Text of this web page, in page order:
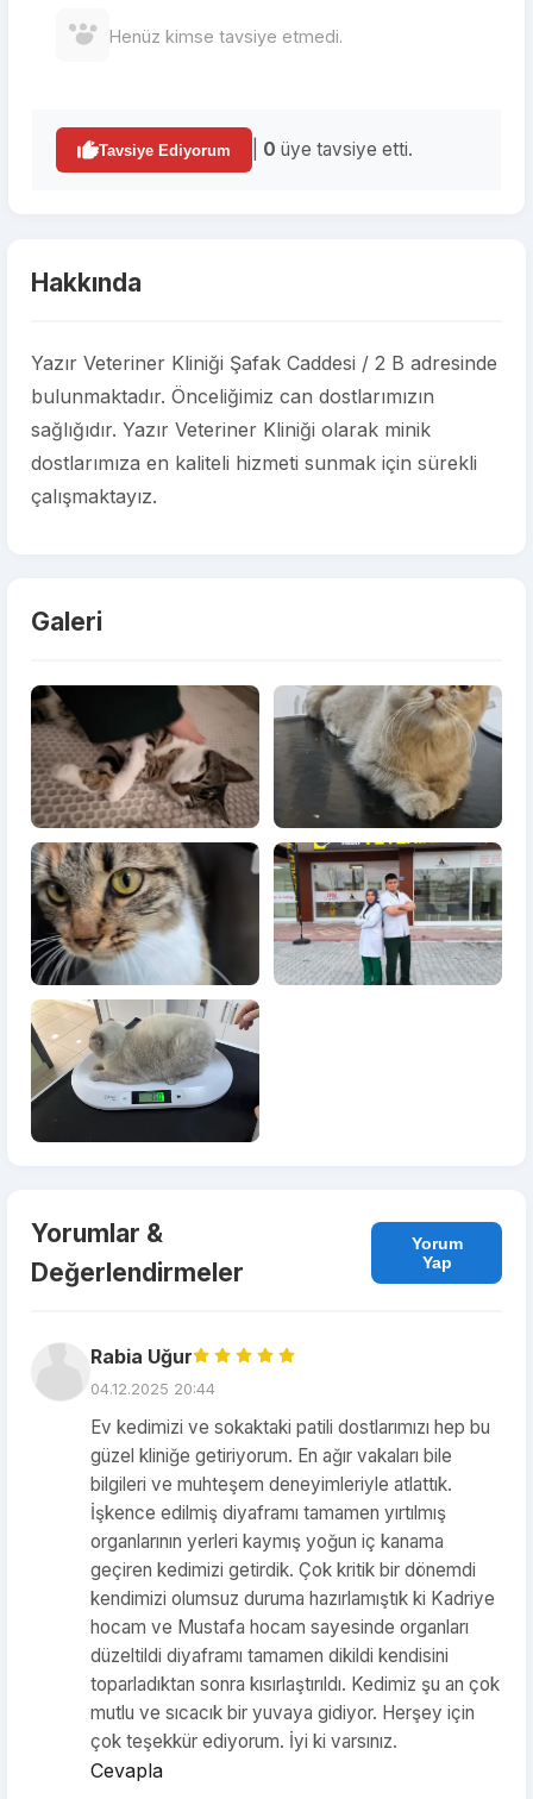
Henüz kimse tavsiye etmedi.
Tavsiye Ediyorum 0 üye tavsiye etti.
Hakkında
Yazır Veteriner Kliniği Şafak Caddesi / 2 B adresinde
bulunmaktadır. Önceliğimiz can dostlarımızın
sağlığıdır. Yazır Veteriner Kliniği olarak minik
dostlarımıza en kaliteli hizmeti sunmak için sürekli
çalışmaktayız.
Galeri
Yorumlar &
Değerlendirmeler
Yorum
Yap
Rabia Uğur
04.12.2025 20:44
Ev kedimizi ve sokaktaki patili dostlarımızı hep bu
güzel kliniğe getiriyorum. En ağır vakaları bile
bilgileri ve muhteşem deneyimleriyle atlattık.
İşkence edilmiş diyaframı tamamen yırtılmış
organlarının yerleri kaymış yoğun iç kanama
geçiren kedimizi getirdik. Çok kritik bir dönemdi
kendimizi olumsuz duruma hazırlamıştık ki Kadriye
hocam ve Mustafa hocam sayesinde organları
düzeltildi diyaframı tamamen dikildi kendisini
toparladıktan sonra kısırlaştırıldı. Kedimiz şu an çok
mutlu ve sıcacık bir yuvaya gidiyor. Herşey için
çok teşekkür ediyorum. İyi ki varsınız.
Cevapla